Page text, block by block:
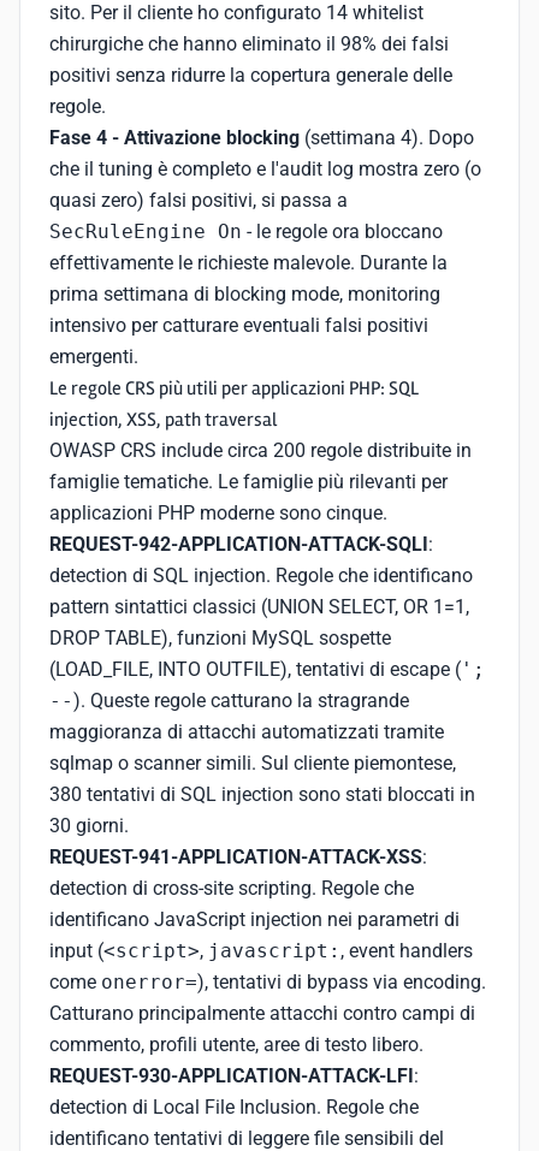
sito. Per il cliente ho configurato 14 whitelist
chirurgiche che hanno eliminato il 98% dei falsi
positivi senza ridurre la copertura generale delle
regole.
Fase 4 - Attivazione blocking (settimana 4). Dopo
che il tuning è completo e l'audit log mostra zero (o
quasi zero) falsi positivi, si passa a
SecRuleEngine On - le regole ora bloccano
effettivamente le richieste malevole. Durante la
prima settimana di blocking mode, monitoring
intensivo per catturare eventuali falsi positivi
emergenti.
Le regole CRS più utili per applicazioni PHP: SQL
injection, XSS, path traversal
OWASP CRS include circa 200 regole distribuite in
famiglie tematiche. Le famiglie più rilevanti per
applicazioni PHP moderne sono cinque.
REQUEST-942-APPLICATION-ATTACK-SQLI:
detection di SQL injection. Regole che identificano
pattern sintattici classici (UNION SELECT, OR 1=1,
DROP TABLE), funzioni MySQL sospette
(LOAD_FILE, INTO OUTFILE), tentativi di escape ( ';
--). Queste regole catturano la stragrande
maggioranza di attacchi automatizzati tramite
sqlmap o scanner simili. Sul cliente piemontese,
380 tentativi di SQL injection sono stati bloccati in
30 giorni.
REQUEST-941-APPLICATION-ATTACK-XSS:
detection di cross-site scripting. Regole che
identificano JavaScript injection nei parametri di
input (<script>, javascript: , event handlers
come onerror=), tentativi di bypass via encoding.
Catturano principalmente attacchi contro campi di
commento, profili utente, aree di testo libero.
REQUEST-930-APPLICATION-ATTACK-LFI:
detection di Local File Inclusion. Regole che
identificano tentativi di leggere file sensibili del